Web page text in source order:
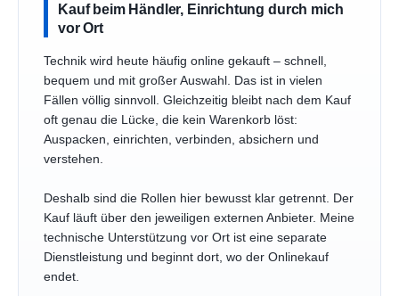
Kauf beim Händler, Einrichtung durch mich
vor Ort
Technik wird heute häufig online gekauft – schnell,
bequem und mit großer Auswahl. Das ist in vielen
Fällen völlig sinnvoll. Gleichzeitig bleibt nach dem Kauf
oft genau die Lücke, die kein Warenkorb löst:
Auspacken, einrichten, verbinden, absichern und
verstehen.
Deshalb sind die Rollen hier bewusst klar getrennt. Der
Kauf läuft über den jeweiligen externen Anbieter. Meine
technische Unterstützung vor Ort ist eine separate
Dienstleistung und beginnt dort, wo der Onlinekauf
endet.